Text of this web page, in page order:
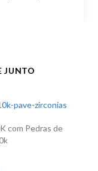
JUNTO
com Pedras de